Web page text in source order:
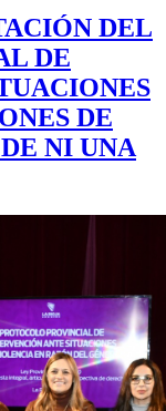
DEL
DE
DE
NI UNA